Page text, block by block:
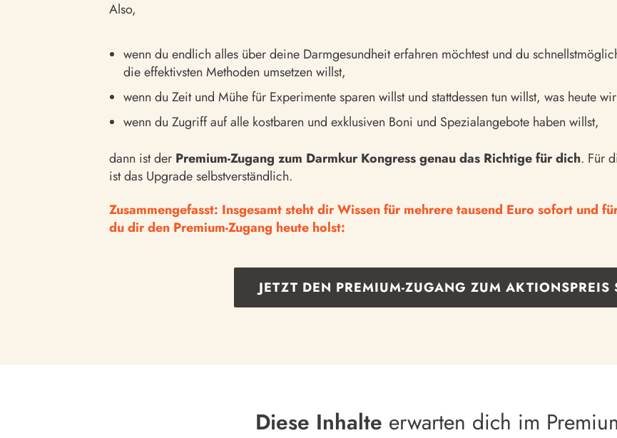
Also,
wenn du endlich alles über deine Darmgesundheit erfahren möchtest und du
die effektivsten Methoden umsetzen willst,
wenn du Zeit und Mühe für Experimente sparen willst und stattdessen tun willst, was heute
wenn du Zugriff auf alle kostbaren und exklusiven Boni und Spezialangebote haben willst,
dann ist der Premium-Zugang zum Darmkur Kongress genau das Richtige für dich. Für
ist das Upgrade selbstverständlich.
Zusammengefasst: Insgesamt steht dir Wissen für mehrere tausend Euro sofort und
du dir den Premium-Zugang heute holst:
JETZT DEN PREMIUM-ZUGANG ZUM AKTIONSPREIS
Diese Inhalte erwarten dich im